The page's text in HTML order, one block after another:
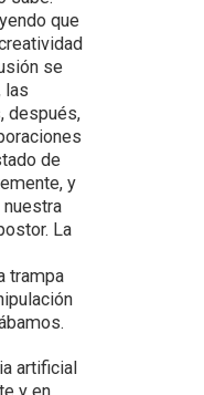
que
se
las
después,
de
y
La
trampa
artificial